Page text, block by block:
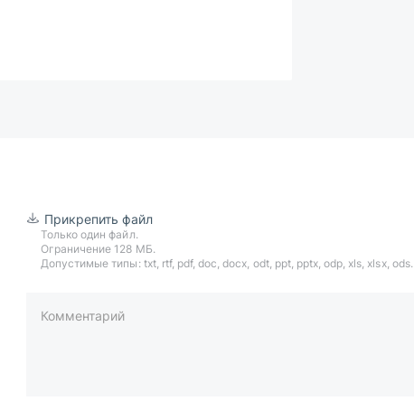
Прикрепить файл
Только один файл.
Ограничение 128 МБ.
Допустимые типы: txt, rtf, pdf, doc, docx, odt, ppt, pptx, odp, xls, xlsx, ods.
Комментарий
пример: 89511234567 или +79511324567